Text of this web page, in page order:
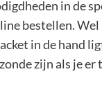
in de
bestellen. Wel
in de hand
zijn als je er